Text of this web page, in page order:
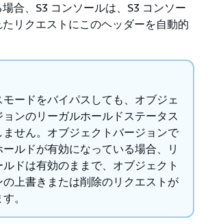
合、S3 コンソールは、S3 コンソー
リクエストにこのヘッダーを自動的
モードをバイパスしても、オブジェ
ョンのリーガルホールドステータス
ません。オブジェクトバージョンで
ールドが有効になっている場合、リ
ドは有効のままで、オブジェクト
の上書きまたは削除のリクエストが
。